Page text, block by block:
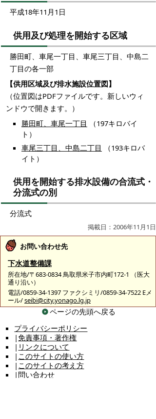
平成18年11月1日
供用及び処理を開始する区域
勝田町、車尾一丁目、車尾三丁目、中島二
丁目の各一部
【供用区域及び排水施設位置図】
（位置図はPDFファイルです。新しいウィ
ンドウで開きます。）
勝田町、車尾一丁目
（197キロバイ
ト）
車尾三丁目、中島二丁目
（193キロバ
イト）
供用を開始する排水設備の合流式・
分流式の別
分流式
掲載日：2006年11月1日
お問い合わせ先
下水道整備課
所在地/〒683-0834 鳥取県米子市内町172-1 （医大
通り沿い）
電話/0859-34-1397 ファクシミリ/0859-34-7522 Eメ
ール/seibi@city.yonago.lg.jp
ページの先頭へ戻る
プライバシーポリシー
|免責事項・著作権
| リンクについて
| このサイトの使い方
| このサイトの考え方
| 問い合わせ